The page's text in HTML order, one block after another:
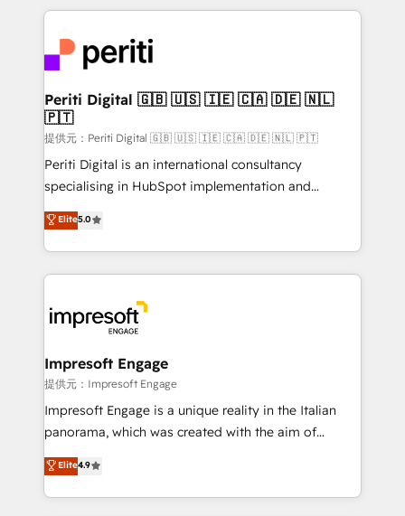
business with HubSpot? Let Cebra’s experts help
you grow faster, smarter, and with impact.
experiences. To us, technology is more than just
and—most importantly—simple. That’s why we lean
into bold ideas and shape them into thoughtful
products and strategies that actually make a
difference.
Periti Digital 🇬🇧 🇺🇸 🇮🇪 🇨🇦 🇩🇪 🇳🇱
🇵🇹
提供元：Periti Digital 🇬🇧 🇺🇸 🇮🇪 🇨🇦 🇩🇪 🇳🇱 🇵🇹
Periti Digital is an international consultancy
specialising in HubSpot implementation and
Antropic's Claude business transformation, with
offices in Dublin, Munich, Rotterdam, Lisbon, and
New York. We help organisations unlock their full
revenue potential by deeply integrating core
beyond, with HubSpot, and layering Anthropic's
Claude AI across the processes that matter most.
From automating complex workflows to surfacing
insights buried in data, we build intelligent systems
that think, connect, and scale. Our approach goes
beyond configuration. We embed ourselves in our
actually runs, and architect solutions that make
technology work harder — so their people don't
Elite5.0
Impresoft Engage
提供元：Impresoft Engage
Impresoft Engage is a unique reality in the Italian
panorama, which was created with the aim of
putting Customer Experience at the center by
creating digital environments capable of integrating
people, processes and data. We offer the best
Elite4.9